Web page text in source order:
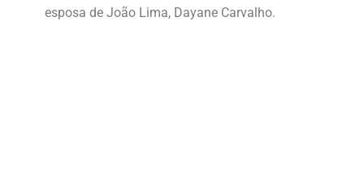
esposa de João Lima, Dayane Carvalho.